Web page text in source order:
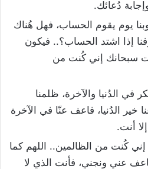
دُعائك.
يوم يقوم الحساب، فهل هُناك
إذا اشتد الحساب؟.. فيكون
سبحانك إني كُنت من
في الدُنيا والآخرة، ظلمنا
خير الدُنيا، فاعف عنّا في الآخرة
أنت.
إني كُنت من الظالمين.. اللهم كما
عني ونجني، فأنت الذي لا